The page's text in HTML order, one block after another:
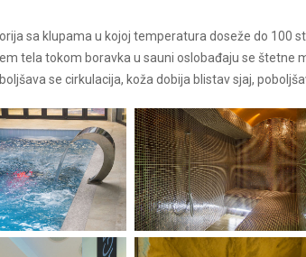
sa klupama u kojoj temperatura doseže do 100
tela tokom boravka u sauni oslobađaju se štetne
se cirkulacija, koža dobija blistav sjaj,